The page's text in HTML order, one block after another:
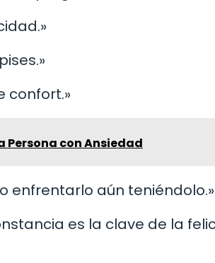
confort.»
Persona con Ansiedad
enfrentarlo aún teniéndolo.»
es la clave de la